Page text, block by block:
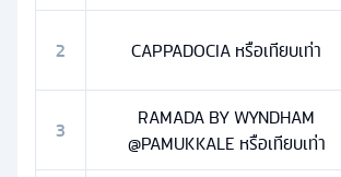
2 CAPPADOCIA หรือเทียบเท่า
3
RAMADA BY WYNDHAM
@PAMUKKALE หรือเทียบเท่า